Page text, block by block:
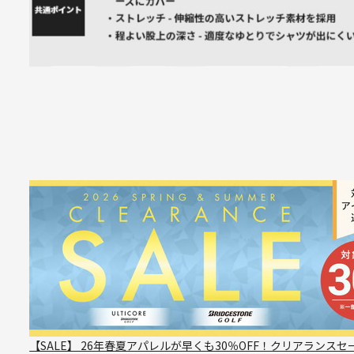
【SALE】 26年春夏アパレルが早くも30％OFF！クリアランスセ